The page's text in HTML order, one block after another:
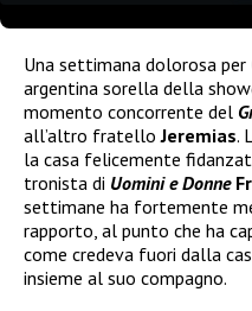
Una settimana dolorosa per
argentina sorella della
momento concorrente del
all’altro fratelloJeremias.
la casa felicemente
tronista di Uomini e Donne
settimane ha fortemente
rapporto, al punto che ha
come credeva fuori dalla
insieme al suo compagno.